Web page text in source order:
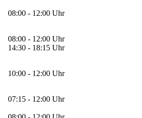
08:00 - 12:00 Uhr
08:00 - 12:00 Uhr
14:30 - 18:15 Uhr
10:00 - 12:00 Uhr
07:15 - 12:00 Uhr